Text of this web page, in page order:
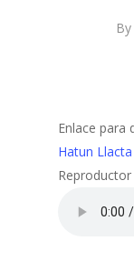
By
Enlace para
Hatun